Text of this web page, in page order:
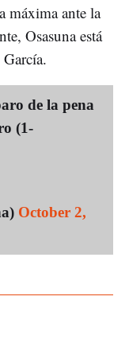
máxima ante la
Osasuna está
de la pena
(1-
October 2,